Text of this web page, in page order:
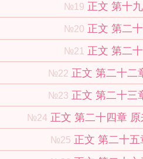
№19 正文 第十
№20 正文 第二
№21 正文 第二
№22 正文 第二十二
№23 正文 第二十三
№24 正文 第二十四章
№25 正文 第二十五